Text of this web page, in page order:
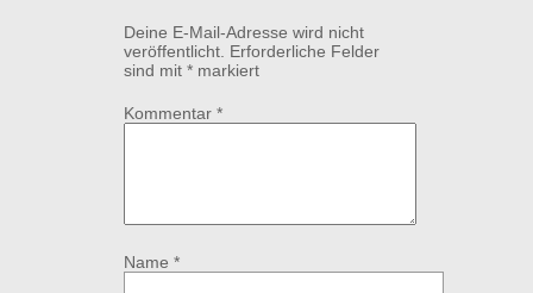
Deine E-Mail-Adresse wird nicht
veröffentlicht. Erforderliche Felder
sind mit * markiert
Kommentar *
Name *